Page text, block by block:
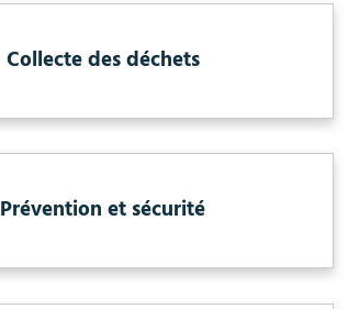
Collecte des déchets
Prévention et sécurité